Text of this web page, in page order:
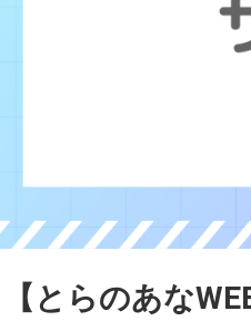
【とらのあな